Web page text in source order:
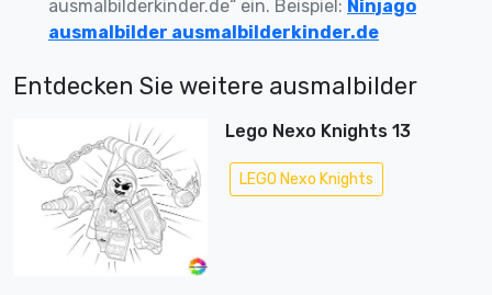
ausmalbilderkinder.de“ ein. Beispiel: Ninjago
ausmalbilder ausmalbilderkinder.de
Entdecken Sie weitere ausmalbilder
Lego Nexo Knights 13
LEGO Nexo Knights